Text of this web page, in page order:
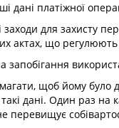
дані платіжної
заходи для
актах, що
запобігання
щоб йому
дані. Один раз
перевищує